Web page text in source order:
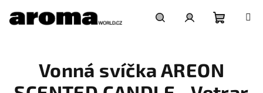
obsah
košík
Vonná svíčka AREON